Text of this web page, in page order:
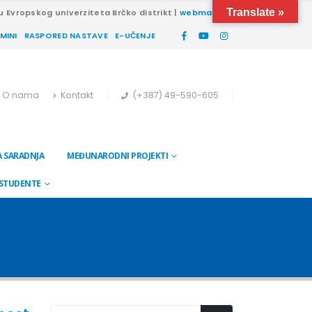
Evropskog univerziteta Brčko distrikt |webmail
RASPORED NASTAVE E-UČENJE
O nama Kontakt (+387) 49-590-605
MEĐUNARODNI PROJEKTI
Translate »